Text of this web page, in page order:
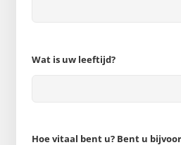
Wat is uw leeftijd?
Hoe vitaal bent u? Bent u